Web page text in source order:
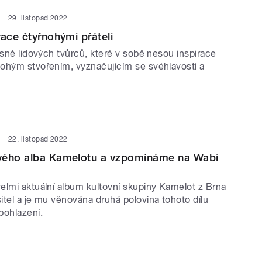
29. listopad 2022
čtyřnohými přáteli
lidových tvůrců, které v sobě nesou inspirace
stvořením, vyznačujícím se svéhlavostí a
22. listopad 2022
alba Kamelotu a vzpomínáme na Wabi
aktuální album kultovní skupiny Kamelot z Brna
a je mu věnována druhá polovina tohoto dílu